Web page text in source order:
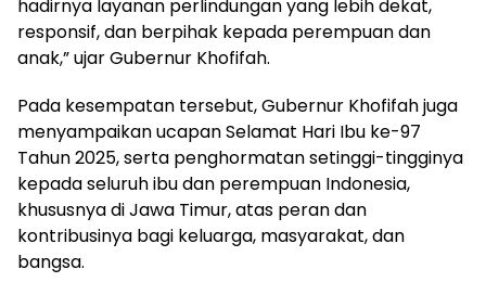
hadirnya layanan perlindungan yang lebih dekat,
responsif, dan berpihak kepada perempuan dan
anak,” ujar Gubernur Khofifah.
Pada kesempatan tersebut, Gubernur Khofifah juga
menyampaikan ucapan Selamat Hari Ibu ke-97
Tahun 2025, serta penghormatan setinggi-tingginya
kepada seluruh ibu dan perempuan Indonesia,
khususnya di Jawa Timur, atas peran dan
kontribusinya bagi keluarga, masyarakat, dan
bangsa.